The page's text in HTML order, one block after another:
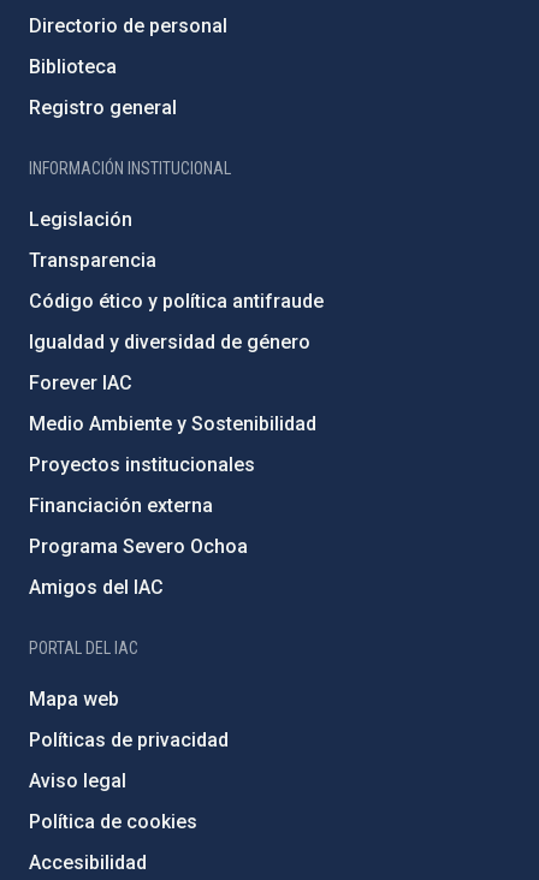
Directorio de personal
Biblioteca
Registro general
INFORMACIÓN INSTITUCIONAL
Legislación
Transparencia
Código ético y política antifraude
Igualdad y diversidad de género
Forever IAC
Medio Ambiente y Sostenibilidad
Proyectos institucionales
Financiación externa
Programa Severo Ochoa
Amigos del IAC
PORTAL DEL IAC
Mapa web
Políticas de privacidad
Aviso legal
Política de cookies
Accesibilidad